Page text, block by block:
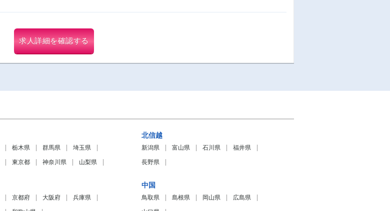
求人詳細を確認する
栃木県 群馬県 埼玉県
東京都 神奈川県 山梨県
北信越
新潟県 富山県 石川県 福井県
長野県
京都府 大阪府 兵庫県
中国
鳥取県 島根県 岡山県 広島県